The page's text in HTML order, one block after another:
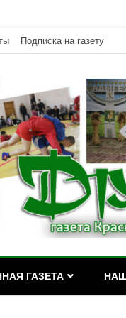
Подписка на газету
ГАЗЕТА